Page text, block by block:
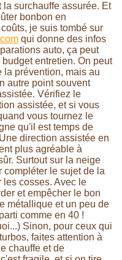
la surchauffe assurée. Et
bonbon en
je suis tombé sur
qui donne des infos
auto, ça peut
entretien. On peut
la prévention, mais au
autre point souvent
Vérifiez le
assistée, et si vous
vous tournez le
qu'il est temps de
direction assistée en
plus agréable à
Surtout sur la neige
compléter le sujet de la
les cosses. Avec le
et empêcher le bon
métallique et un peu de
comme en 40 !
Sinon, pour ceux qui
faites attention à
chauffe et de